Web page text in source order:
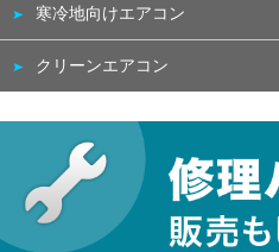
寒冷地向けエアコン
クリーンエアコン